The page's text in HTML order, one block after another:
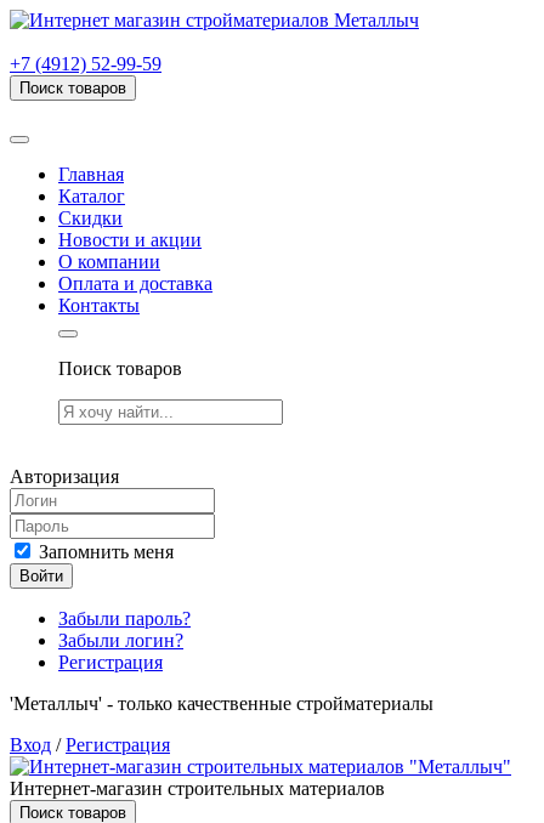
+7 (4912) 52-99-59
Поиск товаров
Главная
Каталог
Скидки
Новости и акции
О компании
Оплата и доставка
Контакты
Поиск товаров
Авторизация
Запомнить меня
Войти
Забыли пароль?
Забыли логин?
Регистрация
'Металлыч' - только качественные стройматериалы
Вход /Регистрация
Интернет-магазин строительных материалов
Поиск товаров